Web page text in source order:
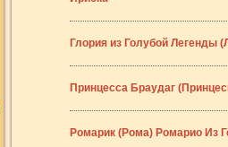
Глория из Голубой Легенды
Принцесса Браудаг
Ромарик (Рома) Ромарио Из